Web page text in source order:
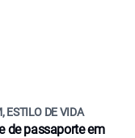
ESTILO DE VIDA
de passaporte em